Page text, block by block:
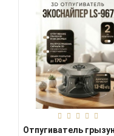
Отпугиватель